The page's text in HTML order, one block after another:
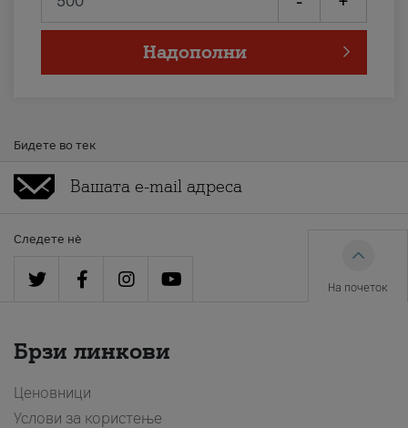
Надополни
Бидете во тек
Следете нè
На почеток
Брзи линкови
Ценовници
Услови за користење